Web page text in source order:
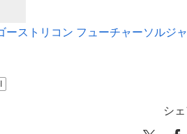
ーストリコン フューチャーソルジ
シ